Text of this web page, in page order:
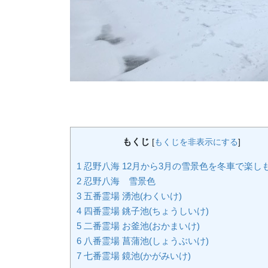
もくじ [もくじを非表示にする]
1 忍野八海 12月から3月の雪景色を冬車で楽し
2 忍野八海 雪景色
3 五番霊場 湧池(わくいけ)
4 四番霊場 銚子池(ちょうしいけ)
5 二番霊場 お釜池(おかまいけ)
6 八番霊場 菖蒲池(しょうぶいけ)
7 七番霊場 鏡池(かがみいけ)